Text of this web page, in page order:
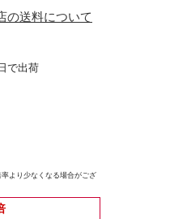
の送料について
で出荷
より少なくなる場合がござ